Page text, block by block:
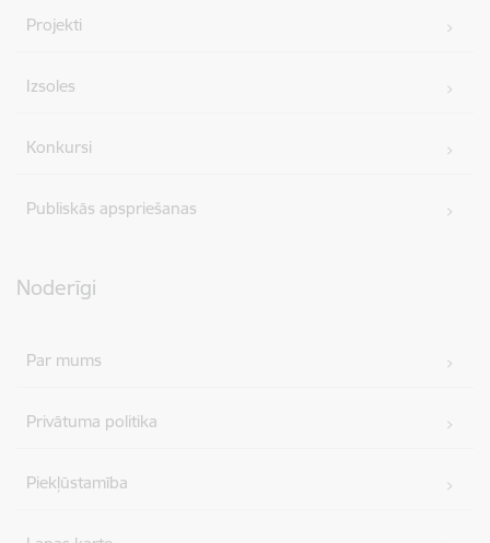
Projekti
Izsoles
Konkursi
Publiskās apspriešanas
Noderīgi
Par mums
Privātuma politika
Piekļūstamība